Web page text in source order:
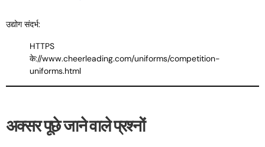
उद्योग संदर्भ:
HTTPS
के://www.cheerleading.com/uniforms/competition-
uniforms.html
अक्सर पूछे जाने वाले प्रश्नों